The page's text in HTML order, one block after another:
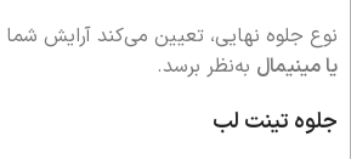
نوع جلوه نهایی، تعیین می‌کند آرایش شما
یا مینیمال به‌نظر برسد.
جلوه تینت لب